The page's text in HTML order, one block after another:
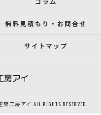
無料見積もり・お問合せ
サイトマップ
房アイ ALL RIGHTS RESERVED.